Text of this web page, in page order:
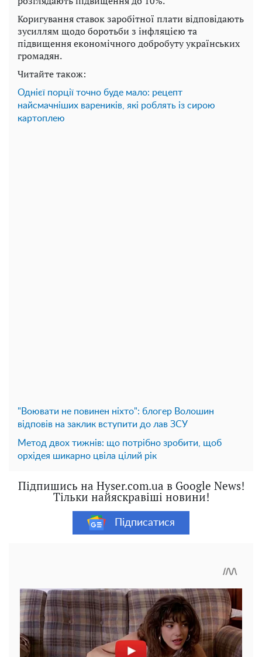
Коригування ставок заробітної плати відповідають
зусиллям щодо боротьби з інфляцією та
підвищення економічного добробуту українських
громадян.
Читайте також:
Однієї порції точно буде мало: рецепт
найсмачніших вареників, які роблять із сирою
картоплею
"Воювати не повинен ніхто": блогер Волошин
відповів на заклик вступити до лав ЗСУ
Метод двох тижнів: що потрібно зробити, щоб
орхідея шикарно цвіла цілий рік
Підпишись на Hyser.com.ua в Google News!
Тільки найяскравіші новини!
Підписатися